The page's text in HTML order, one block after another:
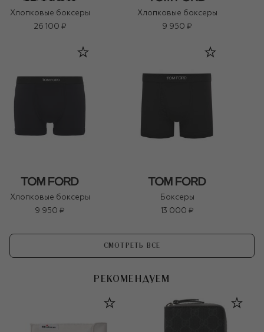
Хлопковые боксеры
26 100 ₽
Хлопковые боксеры
9 950 ₽
Хлопковые боксеры
9 950 ₽
Боксеры
13 000 ₽
СМОТРЕТЬ ВСЕ
РЕКОМЕНДУЕМ